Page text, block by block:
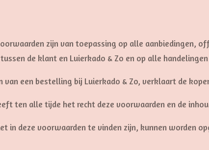
zijn van toepassing op alle aanbiedingen,
de klant en Luierkado & Zo en op alle
van een bestelling bij Luierkado & Zo, verklaart de
ten alle tijde het recht deze voorwaarden en de
in deze voorwaarden te vinden zijn, kunnen worden